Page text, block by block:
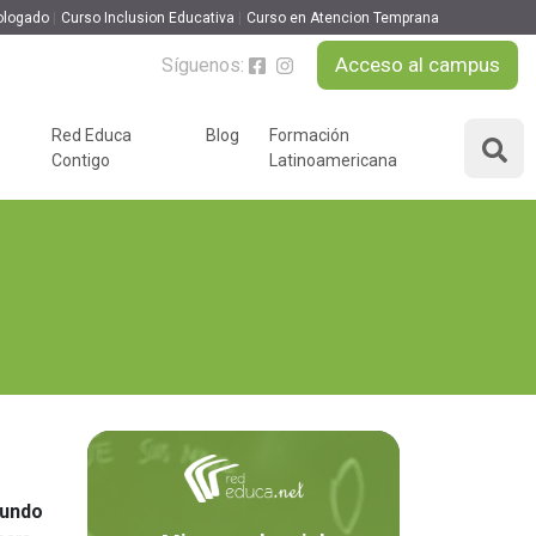
Curso Inclusion Educativa Curso en Atencion Temprana
Síguenos: Acceso al campus
Nuevas Tecnologías y
Red Educa
Contigo
Blog
Formación
Latinoamericana